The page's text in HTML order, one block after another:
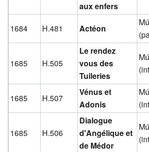
aux enfers
1684 H.481 Actéon
1685 H.505
Le rendez
vous des
Tuileries
1685 H.507
Vénus et
Adonis
1685 H.506
Dialogue
d'Angélique et
de Médor